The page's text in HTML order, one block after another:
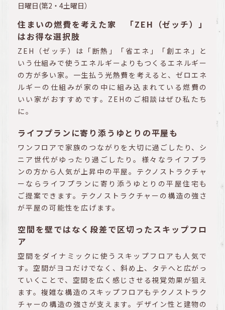
日曜日(第2・4土曜日）
住まいの燃費を考えた家 「ZEH（ゼッチ）」
はお得な選択肢
ZEH（ゼッチ）は「断熱」「省エネ」「創エネ」と
いう仕組みで使うエネルギーよりもつくるエネルギー
の方が多い家。一生払う光熱費を考えると、ゼロエネ
ルギーの仕組みが家の中に組み込まれている燃費の
いい家がおすすめです。ZEHのご相談はぜひ私たち
に。
ライフプランに寄り添うゆとりの平屋も
ワンフロアで家族のつながりを大切に過ごしたり、シ
ニア世代がゆったり過ごしたり。様々なライフプラ
ンの方から人気が上昇中の平屋。テクノストラクチャ
ーならライフプランに寄り添うゆとりの平屋住宅も
ご提案できます。テクノストラクチャーの構造の強さ
が平屋の可能性を広げます。
空間を壁ではなく段差で区切ったスキップフロ
ア
空間をダイナミックに使うスキップフロアも人気で
す。空間がヨコだけでなく、斜め上、タテへと広がっ
ていくことで、空間を広く感じさせる視覚効果が狙え
ます。複雑な構造のスキップフロアもテクノストラク
チャーの構造の強さが支えます。デザイン性と建物の